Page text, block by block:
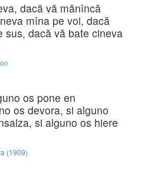
dacă vă mănîncă
mîna pe voi, dacă
sus, dacă vă bate cineva
os pone en
os devora, si alguno
si alguno os hiere
(1909)